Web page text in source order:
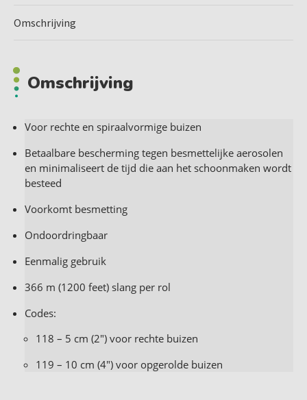
Omschrijving
Omschrijving
Voor rechte en spiraalvormige buizen
Betaalbare bescherming tegen besmettelijke aerosolen
en minimaliseert de tijd die aan het schoonmaken wordt
besteed
Voorkomt besmetting
Ondoordringbaar
Eenmalig gebruik
366 m (1200 feet) slang per rol
Codes:
118 – 5 cm (2″) voor rechte buizen
119 – 10 cm (4″) voor opgerolde buizen